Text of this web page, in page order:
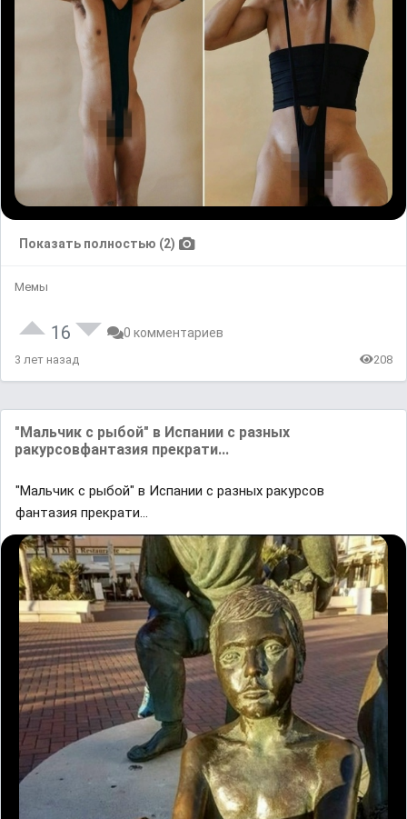
Показать полностью (2)
Мемы
16 0 комментариев
3 лет назад 208
"Мальчик с рыбой" в Испании с разных
ракурсовфантазия прекрати...
"Мальчик с рыбой" в Испании с разных ракурсов
фантазия прекрати...